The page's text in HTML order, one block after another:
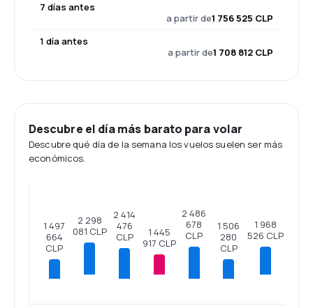
7 días antes
a partir de1 756 525 CLP
1 día antes
a partir de1 708 812 CLP
Descubre el día más barato para volar
Descubre qué día de la semana los vuelos suelen ser más
económicos.
1 497
664
CLP
2 298
081 CLP
2 414
476
CLP
1 445
917 CLP
2 486
678
CLP
1 506
280
CLP
1 968
526 CLP